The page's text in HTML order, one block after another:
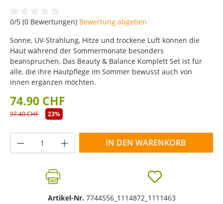
Durchschnittliche Bewertung von 0 von 5 Sternen
0/5 (0 Bewertungen) Bewertung abgeben
Sonne, UV-Strahlung, Hitze und trockene Luft können die
Haut während der Sommermonate besonders
beanspruchen. Das Beauty & Balance Komplett Set ist für
alle, die ihre Hautpflege im Sommer bewusst auch von
innen ergänzen möchten.
74.90 CHF
97.40 CHF 23%
Produkt Anzahl: Gib den gewünschten
IN DEN WARENKORB
Artikel-Nr. 7744556_1114872_1111463